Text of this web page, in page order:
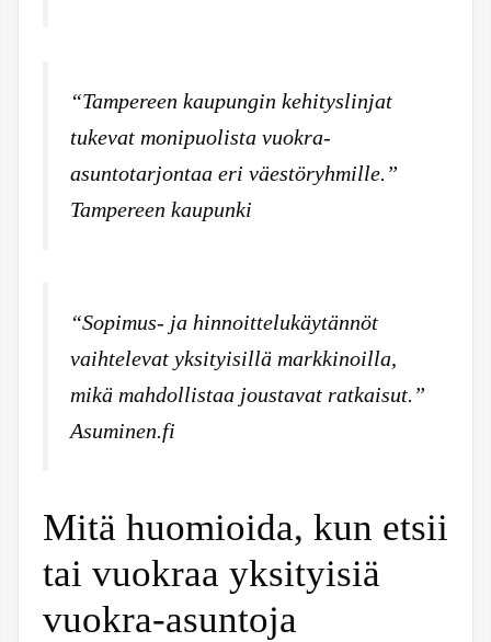
“Tampereen kaupungin kehityslinjat
tukevat monipuolista vuokra-
asuntotarjontaa eri väestöryhmille.”
Tampereen kaupunki
“Sopimus- ja hinnoittelukäytännöt
vaihtelevat yksityisillä markkinoilla,
mikä mahdollistaa joustavat ratkaisut.”
Asuminen.fi
Mitä huomioida, kun etsii
tai vuokraa yksityisiä
vuokra-asuntoja